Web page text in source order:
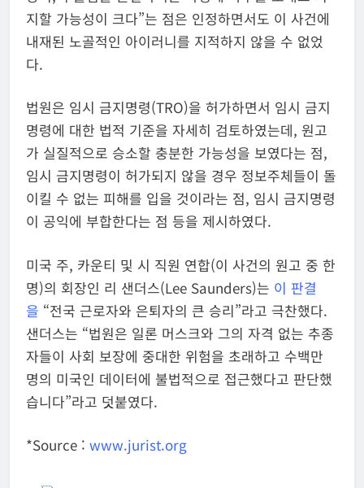
지할 가능성이 크다”는 점은 인정하면서도 이 사건에
내재된 노골적인 아이러니를 지적하지 않을 수 없었
다.
법원은 임시 금지명령(TRO)을 허가하면서 임시 금지
명령에 대한 법적 기준을 자세히 검토하였는데, 원고
가 실질적으로 승소할 충분한 가능성을 보였다는 점,
임시 금지명령이 허가되지 않을 경우 정보주체들이 돌
이킬 수 없는 피해를 입을 것이라는 점, 임시 금지명령
이 공익에 부합한다는 점 등을 제시하였다.
미국 주, 카운티 및 시 직원 연합(이 사건의 원고 중 한
명)의 회장인 리 샌더스(Lee Saunders)는 이 판결
을 “전국 근로자와 은퇴자의 큰 승리”라고 극찬했다.
샌더스는 “법원은 일론 머스크와 그의 자격 없는 추종
자들이 사회 보장에 중대한 위험을 초래하고 수백만
명의 미국인 데이터에 불법적으로 접근했다고 판단했
습니다”라고 덧붙였다.
*Source : www.jurist.org